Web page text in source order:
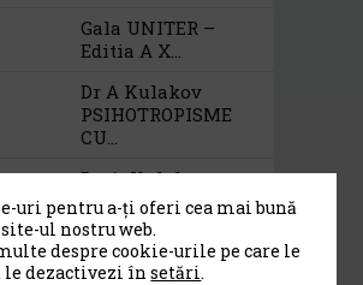
Gala UNITER –
Editia A X...
Dr A Kulakov
PSIHOTROPISME
CU...
Dr. A. Kulakov
PSIHOTROPISME...
Cea De-A 91-A Gală
A Premiilor...
uri pentru a-ți oferi cea mai bună
ul nostru web.
despre cookie-urile pe care le
le dezactivezi însetări.